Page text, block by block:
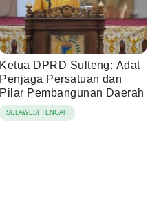
Ketua DPRD Sulteng: Adat
Penjaga Persatuan dan
Pilar Pembangunan Daerah
SULAWESI TENGAH